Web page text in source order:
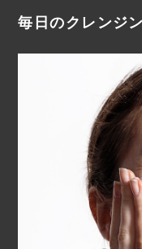
毎日のクレンジ